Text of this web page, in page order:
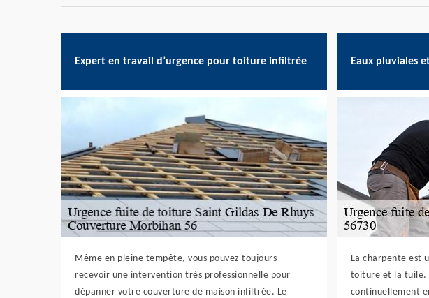
Expert en travail d’urgence pour toiture infiltrée
Même en pleine tempête, vous pouvez toujours
recevoir une intervention très professionnelle pour
dépanner votre couverture de maison infiltrée. Le
Eaux pluviales
La charpente est
toiture et la tuile.
continuellement